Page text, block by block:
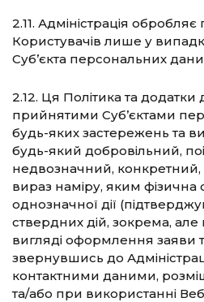
2.11. Адміністрація
Користувачів лише у
Суб’єкта персональних
2.12. Ця Політика та
прийнятими Суб’єктами
будь-яких застережень та
будь-який добровільний,
недвозначний, конкретний,
вираз наміру, яким фізична
однозначної дії
ствердних дій, зокрема,
вигляді оформлення заяви
звернувшись до
контактними даними,
та/або при використанні